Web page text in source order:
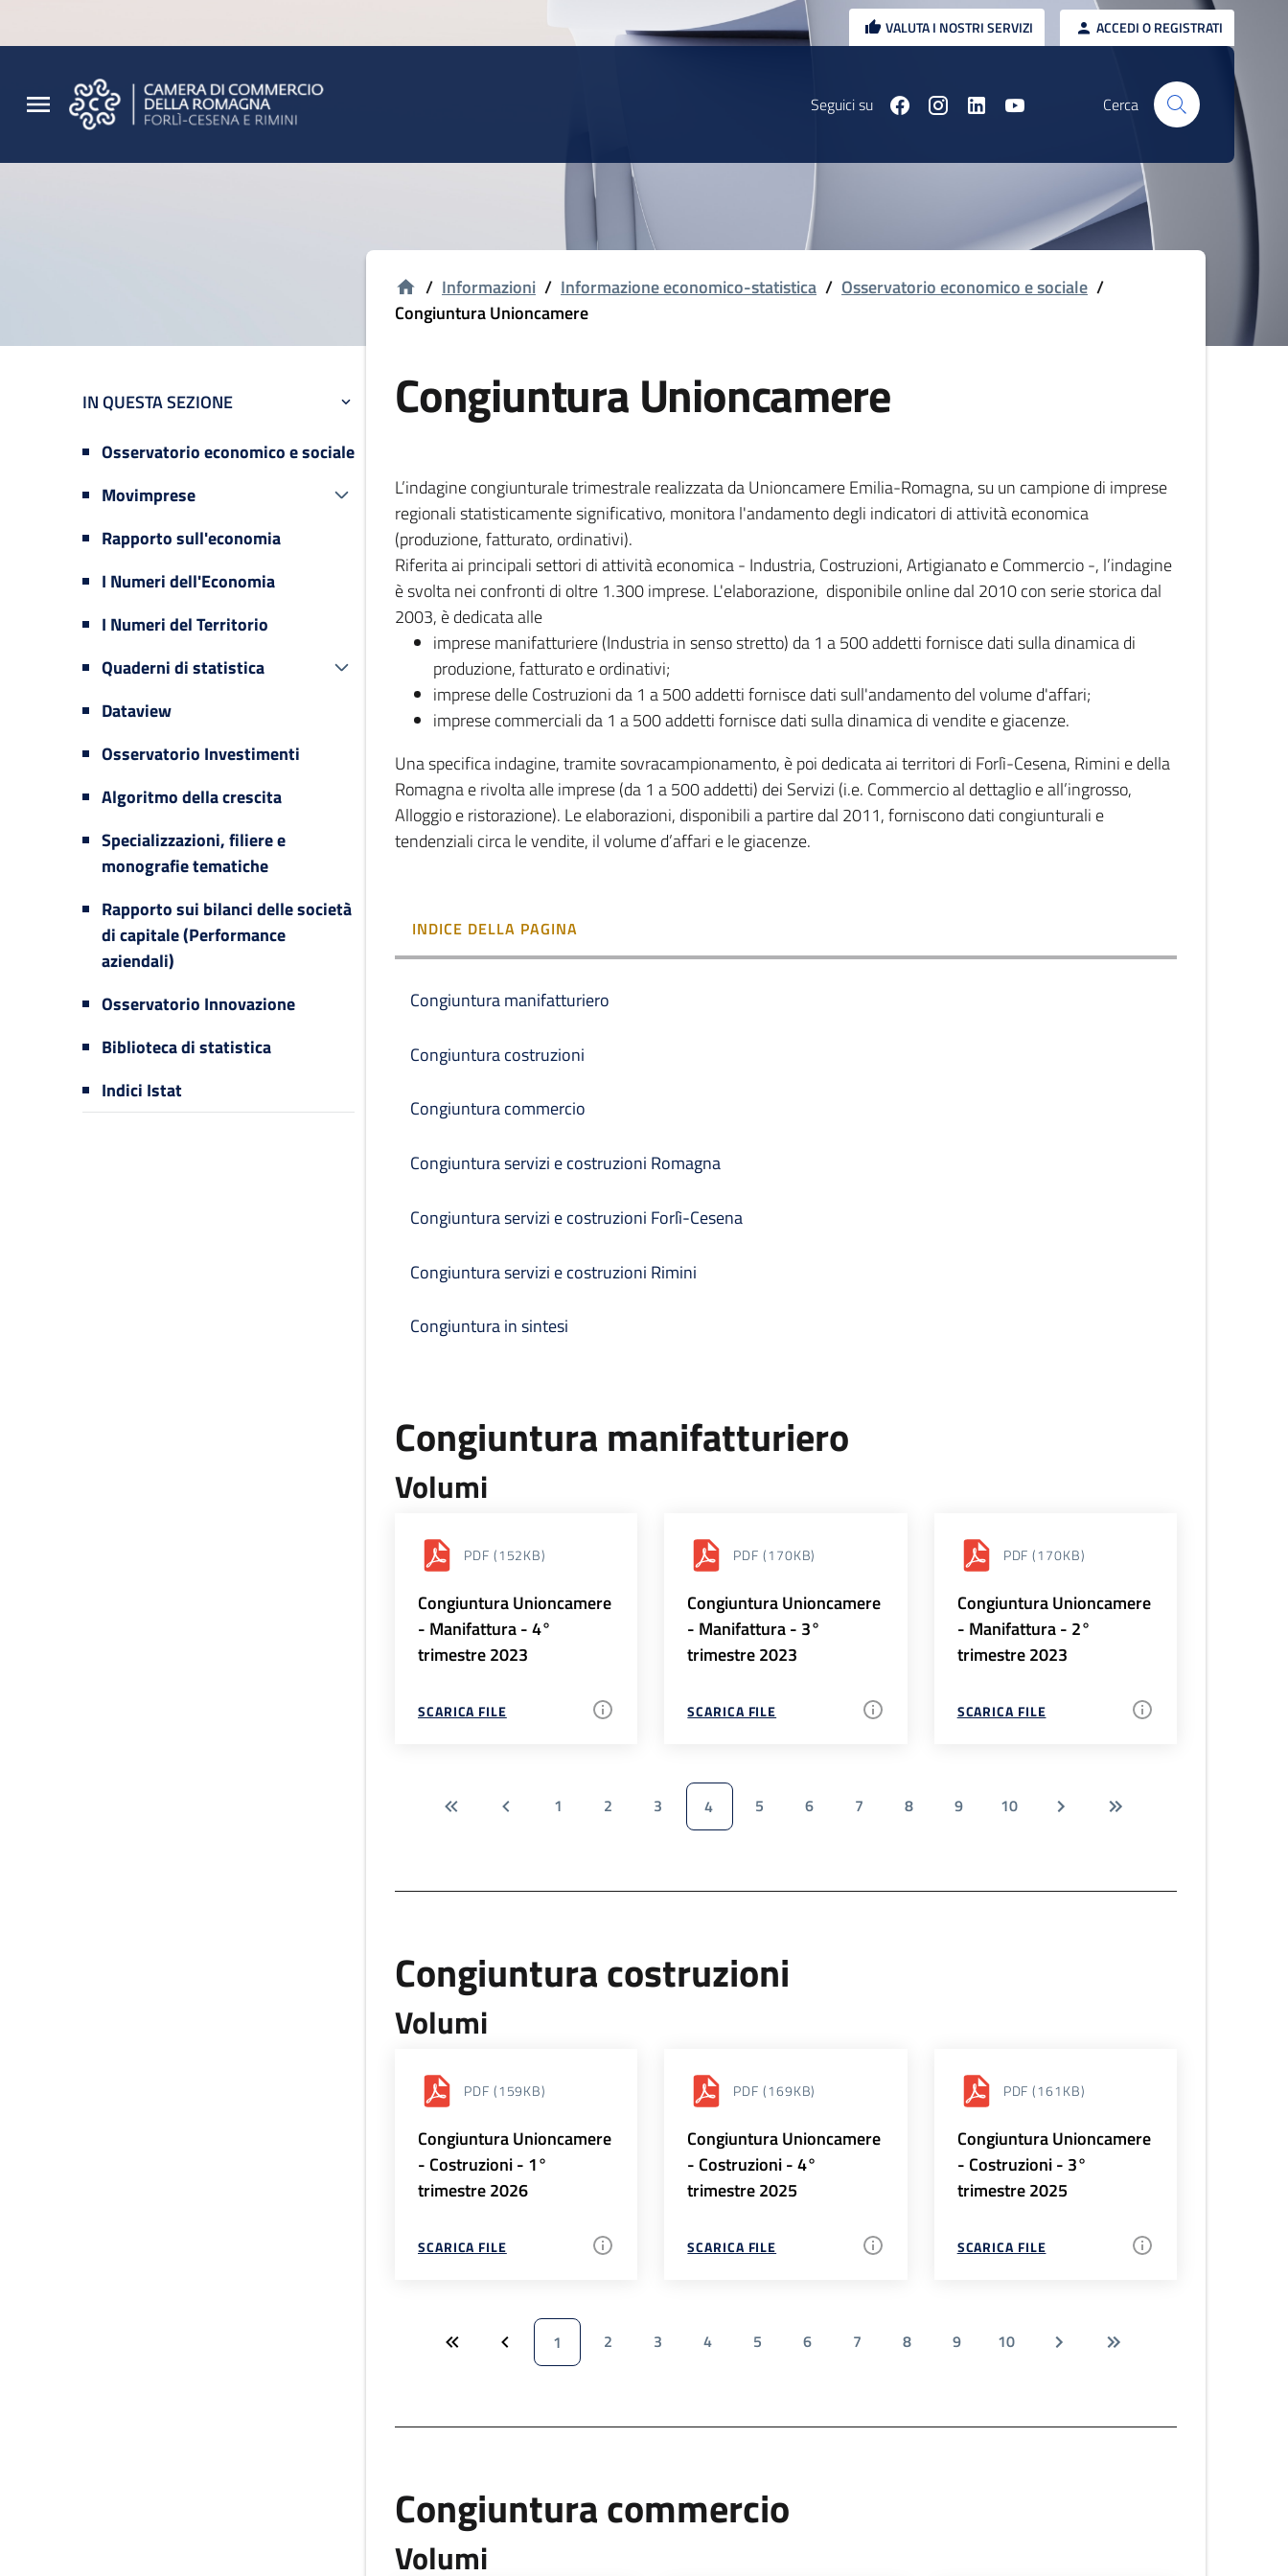
VALUTA I NOSTRI SERVIZI ACCEDI O REGISTRATI
Seguici su Cerca
IN QUESTA SEZIONE
Osservatorio economico e sociale
Movimprese
Rapporto sull'economia
I Numeri dell'Economia
I Numeri del Territorio
Quaderni di statistica
Dataview
Osservatorio Investimenti
Algoritmo della crescita
Specializzazioni, filiere e
monografie tematiche
Rapporto sui bilanci delle società
di capitale (Performance
aziendali)
Osservatorio Innovazione
Biblioteca di statistica
Indici Istat
/ Informazioni / Informazione economico-statistica / Osservatorio economico e sociale /
Congiuntura Unioncamere
Congiuntura Unioncamere
L’indagine congiunturale trimestrale realizzata da Unioncamere Emilia-Romagna, su un campione di imprese
regionali statisticamente significativo, monitora l'andamento degli indicatori di attività economica
(produzione, fatturato, ordinativi).
Riferita ai principali settori di attività economica - Industria, Costruzioni, Artigianato e Commercio -, l’indagine
è svolta nei confronti di oltre 1.300 imprese. L'elaborazione, disponibile online dal 2010 con serie storica dal
2003, è dedicata alle
imprese manifatturiere (Industria in senso stretto) da 1 a 500 addetti fornisce dati sulla dinamica di
produzione, fatturato e ordinativi;
imprese delle Costruzioni da 1 a 500 addetti fornisce dati sull'andamento del volume d'affari;
imprese commerciali da 1 a 500 addetti fornisce dati sulla dinamica di vendite e giacenze.
Una specifica indagine, tramite sovracampionamento, è poi dedicata ai territori di Forlì-Cesena, Rimini e della
Romagna e rivolta alle imprese (da 1 a 500 addetti) dei Servizi (i.e. Commercio al dettaglio e all’ingrosso,
Alloggio e ristorazione). Le elaborazioni, disponibili a partire dal 2011, forniscono dati congiunturali e
tendenziali circa le vendite, il volume d’affari e le giacenze.
INDICE DELLA PAGINA
Congiuntura manifatturiero
Congiuntura costruzioni
Congiuntura commercio
Congiuntura servizi e costruzioni Romagna
Congiuntura servizi e costruzioni Forlì-Cesena
Congiuntura servizi e costruzioni Rimini
Congiuntura in sintesi
Congiuntura manifatturiero
Volumi
PDF (152KB)
Congiuntura Unioncamere
- Manifattura - 4°
trimestre 2023
SCARICA FILE
PDF (170KB)
Congiuntura Unioncamere
- Manifattura - 3°
trimestre 2023
SCARICA FILE
PDF (170KB)
Congiuntura Unioncamere
- Manifattura - 2°
trimestre 2023
SCARICA FILE
1 2 3 4 5 6 7 8 9 10
Congiuntura costruzioni
Volumi
PDF (159KB)
Congiuntura Unioncamere
- Costruzioni - 1°
trimestre 2026
SCARICA FILE
PDF (169KB)
Congiuntura Unioncamere
- Costruzioni - 4°
trimestre 2025
SCARICA FILE
PDF (161KB)
Congiuntura Unioncamere
- Costruzioni - 3°
trimestre 2025
SCARICA FILE
1 2 3 4 5 6 7 8 9 10
Congiuntura commercio
Volumi